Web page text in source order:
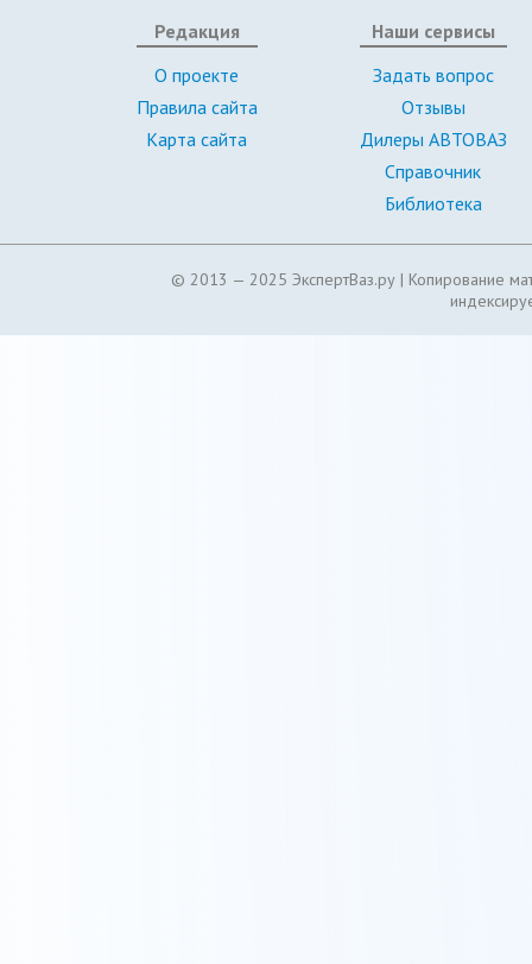
Редакция
О проекте
Правила сайта
Карта сайта
Наши сервисы
Задать вопрос
Отзывы
Дилеры АВТОВАЗ
Справочник
Библиотека
© 2013 — 2025 ЭкспертВаз.ру | Копирование